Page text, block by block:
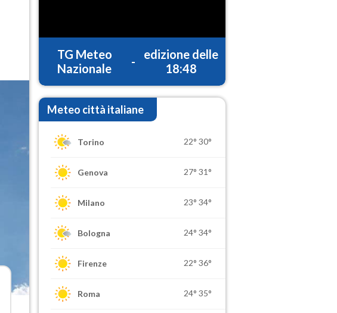
TG Meteo
Nazionale
-
edizione delle
18:48
Meteo città italiane
Torino 22° 30°
Genova 27° 31°
Milano 23° 34°
Bologna 24° 34°
Firenze 22° 36°
Roma 24° 35°